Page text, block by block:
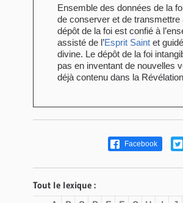
Ensemble des données de la
de conserver et de
dépôt de la foi est confié à
assisté de l’Esprit Saint et
divine. Le dépôt de la foi
pas en inventant de nouvelles
déjà contenu dans la
Facebook
Tout le lexique :